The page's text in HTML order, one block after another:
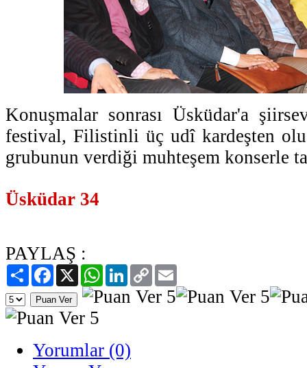
Konuşmalar sonrası Üsküdar'a
festival, Filistinli üç udî kardeşten
grubunun verdiği muhteşem konserle
Üsküdar 34
PAYLAŞ :
PaylaşFacebook
X WhatsAppLinkedIn
Copy
Link
Yorumlar (0)